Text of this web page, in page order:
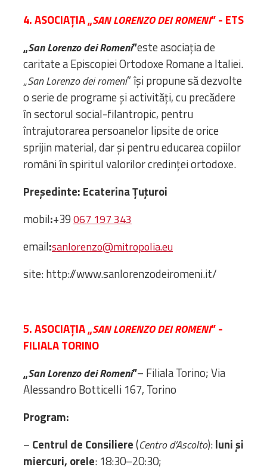
4. ASOCIAȚIA „SAN LORENZO DEI ROMENI” - ETS
„San Lorenzo dei Romeni”este asociația de
caritate a Episcopiei Ortodoxe Romane a Italiei.
„San Lorenzo dei romeni” își propune să dezvolte
o serie de programe şi activități, cu precădere
în sectorul social-filantropic, pentru
întrajutorarea persoanelor lipsite de orice
sprijin material, dar și pentru educarea copiilor
români în spiritul valorilor credinței ortodoxe.
Președinte: Ecaterina Țuțuroi
mobil:+39067 197 343
email:sanlorenzo@mitropolia.eu
site: http://www.sanlorenzodeiromeni.it/
5. ASOCIAȚIA „SAN LORENZO DEI ROMENI” -
FILIALA TORINO
„San Lorenzo dei Romeni”– Filiala Torino; Via
Alessandro Botticelli 167, Torino
Program:
– Centrul de Consiliere(Centro d’Ascolto):luni şi
miercuri, orele: 18:30–20:30;